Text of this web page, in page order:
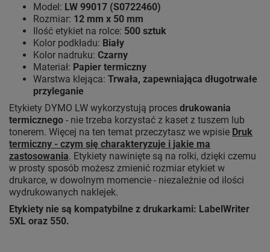
Model: LW 99017 (S0722460)
Rozmiar: 12 mm x 50 mm
Ilość etykiet na rolce: 500 sztuk
Kolor podkładu: Biały
Kolor nadruku: Czarny
Materiał: Papier termiczny
Warstwa klejąca: Trwała, zapewniająca długotrwałe
przyleganie
Etykiety DYMO LW wykorzystują proces drukowania
termicznego - nie trzeba korzystać z kaset z tuszem lub
tonerem. Więcej na ten temat przeczytasz we wpisie Druk
termiczny - czym się charakteryzuje i jakie ma
zastosowania. Etykiety nawinięte są na rolki, dzięki czemu
w prosty sposób możesz zmienić rozmiar etykiet w
drukarce, w dowolnym momencie - niezależnie od ilości
wydrukowanych naklejek.
Etykiety nie są kompatybilne z drukarkami: LabelWriter
5XL oraz 550.